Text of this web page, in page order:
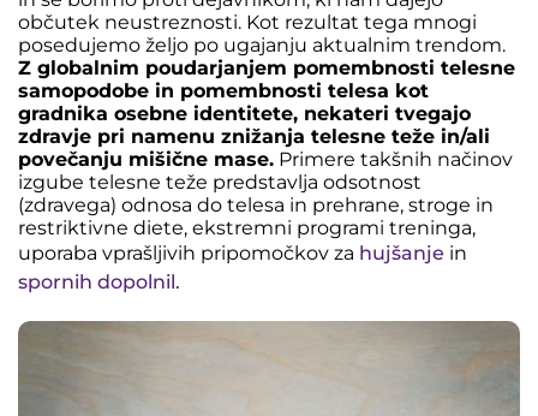
občutek neustreznosti. Kot rezultat tega mnogi
posedujemo željo po ugajanju aktualnim trendom.
Z globalnim poudarjanjem pomembnosti telesne
samopodobe in pomembnosti telesa kot
gradnika osebne identitete, nekateri tvegajo
zdravje pri namenu znižanja telesne teže in/ali
povečanju mišične mase. Primere takšnih načinov
izgube telesne teže predstavlja odsotnost
(zdravega) odnosa do telesa in prehrane, stroge in
restriktivne diete, ekstremni programi treninga,
uporaba vprašljivih pripomočkov za hujšanje in
spornih dopolnil.